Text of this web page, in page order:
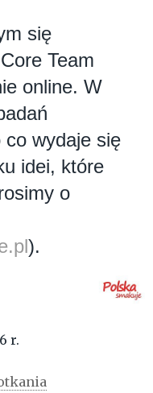
się
Team
online. W
co wydaje się
idei, które
o
).
r.